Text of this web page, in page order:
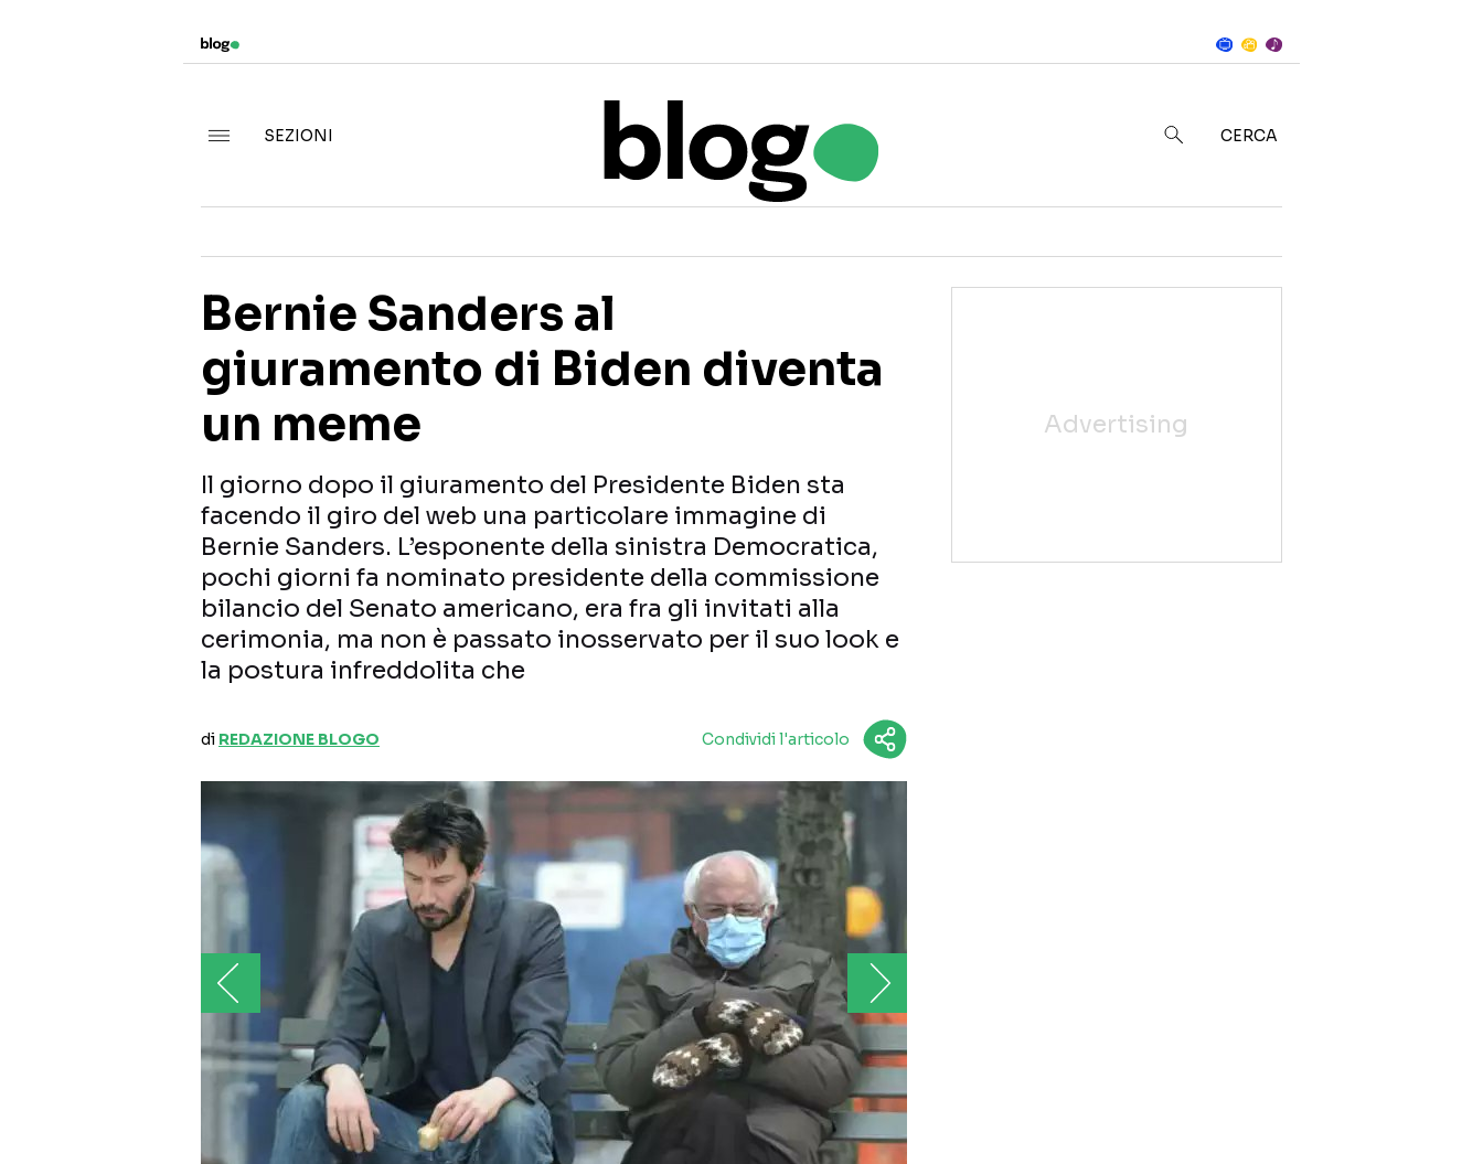
in Notizie
SEZIONI CERCA
Bernie Sanders al
giuramento di Biden diventa
un meme
Il giorno dopo il giuramento del Presidente Biden sta
facendo il giro del web una particolare immagine di
Bernie Sanders. L’esponente della sinistra Democratica,
pochi giorni fa nominato presidente della commissione
bilancio del Senato americano, era fra gli invitati alla
cerimonia, ma non è passato inosservato per il suo look e
la postura infreddolita che
di REDAZIONE BLOGO Condividi l'articolo